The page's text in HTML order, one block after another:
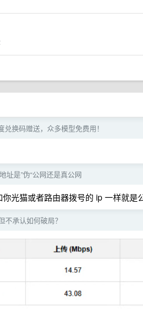
换码赠送，众多模型免费用！
址是”伪“公网还是真公网
光猫或者路由器拨号的 ip 一样就是
不承认如何破局？